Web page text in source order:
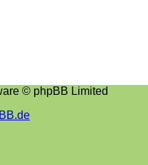
© phpBB Limited